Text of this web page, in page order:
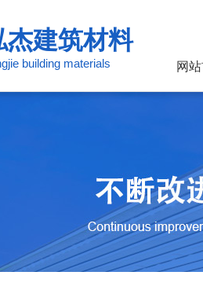
杰建筑材料
building materials 网